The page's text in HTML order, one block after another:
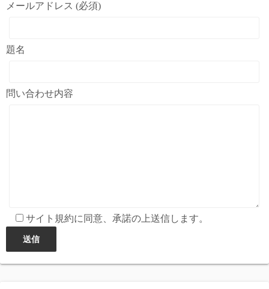
メールアドレス (必須)
題名
問い合わせ内容
サイト規約に同意、承諾の上送信します。